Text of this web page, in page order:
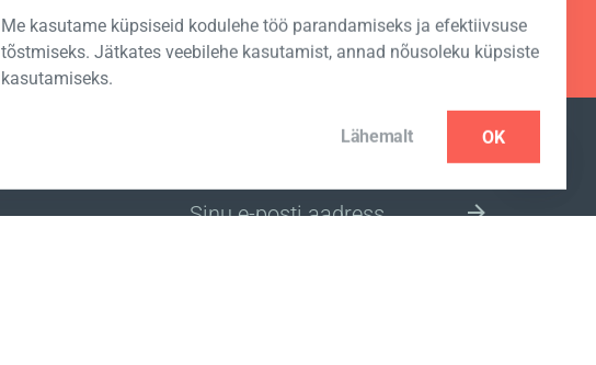
Me kasutame küpsiseid kodulehe töö parandamiseks ja efektiivsuse
tõstmiseks. Jätkates veebilehe kasutamist, annad nõusoleku küpsiste
kasutamiseks.
Lähemalt OK